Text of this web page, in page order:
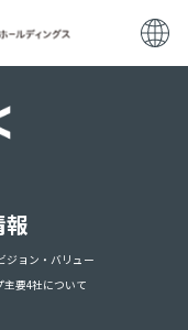
ジョン・バリュー
主要4社について